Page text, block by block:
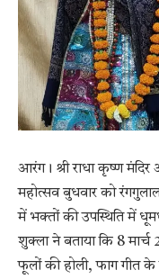
आरंग। श्री राधा कृष्ण मंदिर
महोत्सव बुधवार को
में भक्तों की उपस्थिति में
शुक्ला ने बताया कि 8
फूलों की होली, फाग गीत